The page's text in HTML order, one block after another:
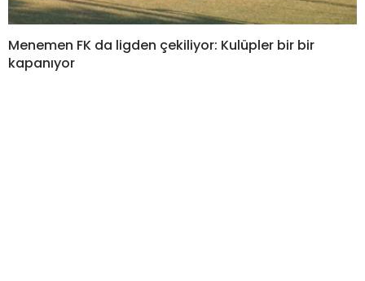
Menemen FK da ligden çekiliyor: Kulüpler bir bir
kapanıyor